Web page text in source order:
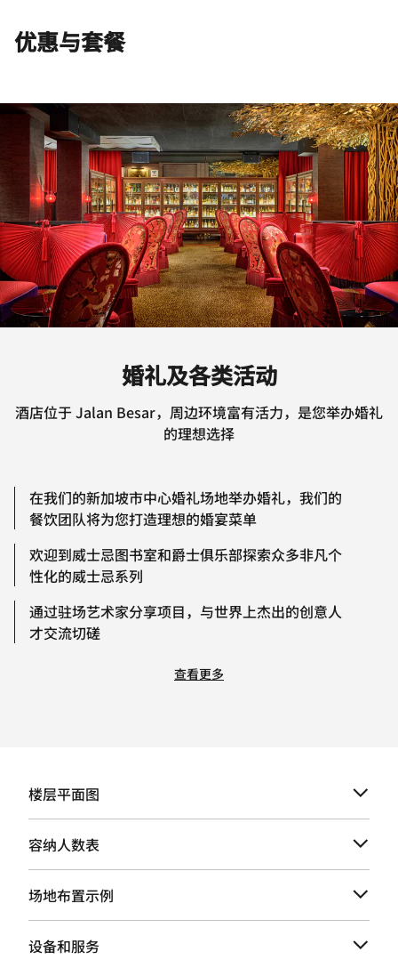
优惠与套餐
婚礼及各类活动
酒店位于 Jalan Besar，周边环境富有活力，是您举办婚礼
的理想选择
在我们的新加坡市中心婚礼场地举办婚礼，我们的
餐饮团队将为您打造理想的婚宴菜单
欢迎到威士忌图书室和爵士俱乐部探索众多非凡个
性化的威士忌系列
通过驻场艺术家分享项目，与世界上杰出的创意人
才交流切磋
查看更多
楼层平面图
容纳人数表
场地布置示例
设备和服务